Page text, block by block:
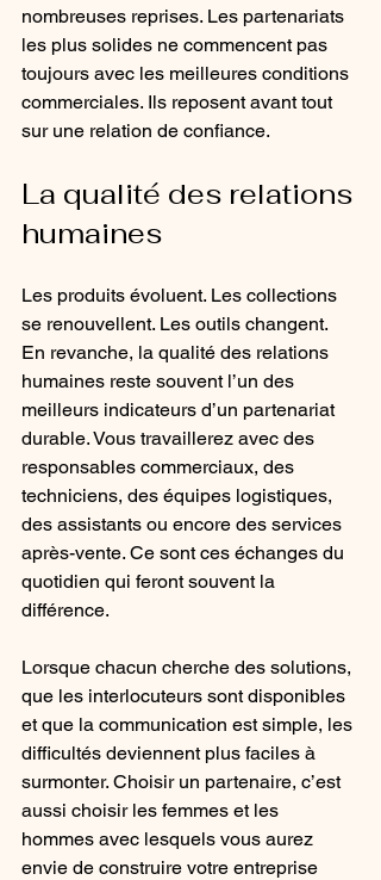
nombreuses reprises. Les partenariats
les plus solides ne commencent pas
toujours avec les meilleures conditions
commerciales. Ils reposent avant tout
sur une relation de confiance.
La qualité des relations
humaines
Les produits évoluent. Les collections
se renouvellent. Les outils changent.
En revanche, la qualité des relations
humaines reste souvent l’un des
meilleurs indicateurs d’un partenariat
durable. Vous travaillerez avec des
responsables commerciaux, des
techniciens, des équipes logistiques,
des assistants ou encore des services
après-vente. Ce sont ces échanges du
quotidien qui feront souvent la
différence.
Lorsque chacun cherche des solutions,
que les interlocuteurs sont disponibles
et que la communication est simple, les
difficultés deviennent plus faciles à
surmonter. Choisir un partenaire, c’est
aussi choisir les femmes et les
hommes avec lesquels vous aurez
envie de construire votre entreprise